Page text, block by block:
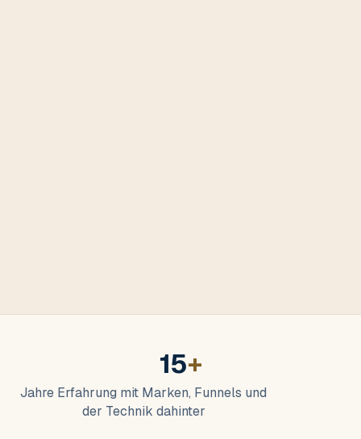
15+
Jahre Erfahrung mit Marken, Funnels und
der Technik dahinter